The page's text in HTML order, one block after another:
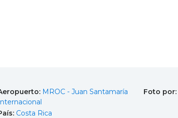
MROC - Juan Santamaría
Internacional
Costa Rica
Foto por: